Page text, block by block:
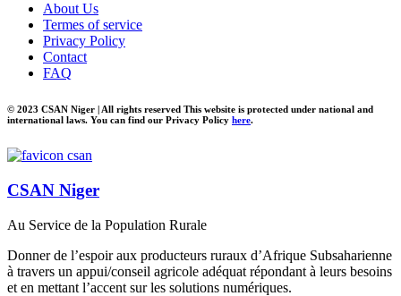
About Us
Termes of service
Privacy Policy
Contact
FAQ
© 2023 CSAN Niger | All rights reserved This website is protected under national and
international laws. You can find our Privacy Policy here.
CSAN Niger
Au Service de la Population Rurale
Donner de l’espoir aux producteurs ruraux d’Afrique Subsaharienne
à travers un appui/conseil agricole adéquat répondant à leurs besoins
et en mettant l’accent sur les solutions numériques.